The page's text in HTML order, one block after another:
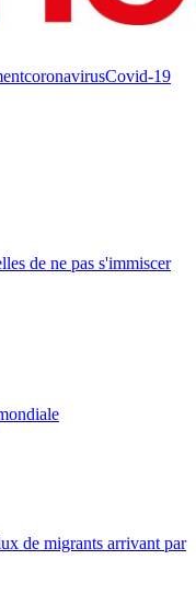
coronavirusCovid-19
de ne pas s'immiscer
de migrants arrivant par